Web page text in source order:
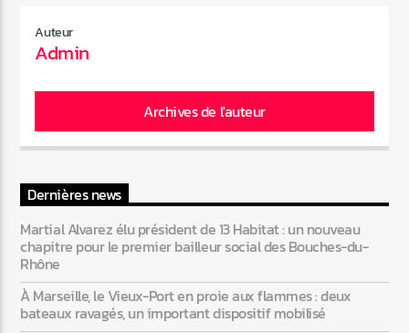
Auteur
Admin
Archives de l'auteur
Dernières news
Martial Alvarez élu président de 13 Habitat : un nouveau
chapitre pour le premier bailleur social des Bouches-du-
Rhône
À Marseille, le Vieux-Port en proie aux flammes : deux
bateaux ravagés, un important dispositif mobilisé